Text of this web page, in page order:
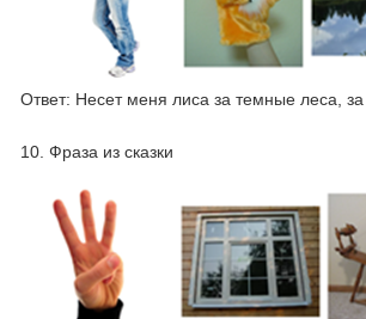
Ответ: Несет меня лиса за темные леса,
10. Фраза из сказки